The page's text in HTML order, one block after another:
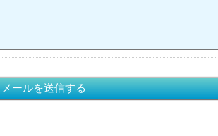
メールを送信する